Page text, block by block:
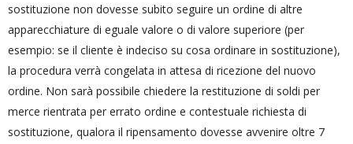
sostituzione non dovesse subito seguire un ordine di altre
apparecchiature di eguale valore o di valore superiore (per
esempio: se il cliente è indeciso su cosa ordinare in sostituzione),
la procedura verrà congelata in attesa di ricezione del nuovo
ordine. Non sarà possibile chiedere la restituzione di soldi per
merce rientrata per errato ordine e contestuale richiesta di
sostituzione, qualora il ripensamento dovesse avvenire oltre 7